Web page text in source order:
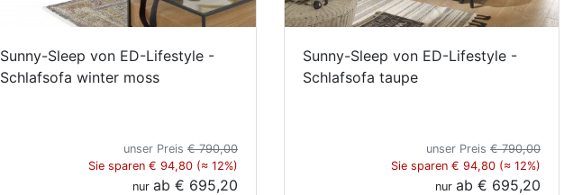
Sunny-Sleep von ED-Lifestyle -
Schlafsofa winter moss
unser Preis € 790,00
Sie sparen € 94,80 (≈ 12%)
nur ab € 695,20
Sunny-Sleep von ED-Lifestyle -
Schlafsofa taupe
unser Preis € 790,00
Sie sparen € 94,80 (≈ 12%)
nur ab € 695,20